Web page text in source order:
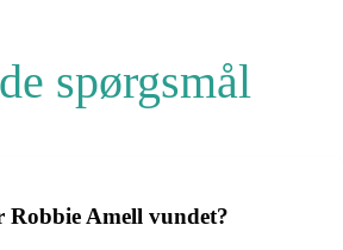
spørgsmål
Amell vundet?